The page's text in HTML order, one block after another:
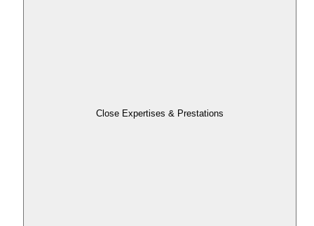
Close Expertises & Prestations